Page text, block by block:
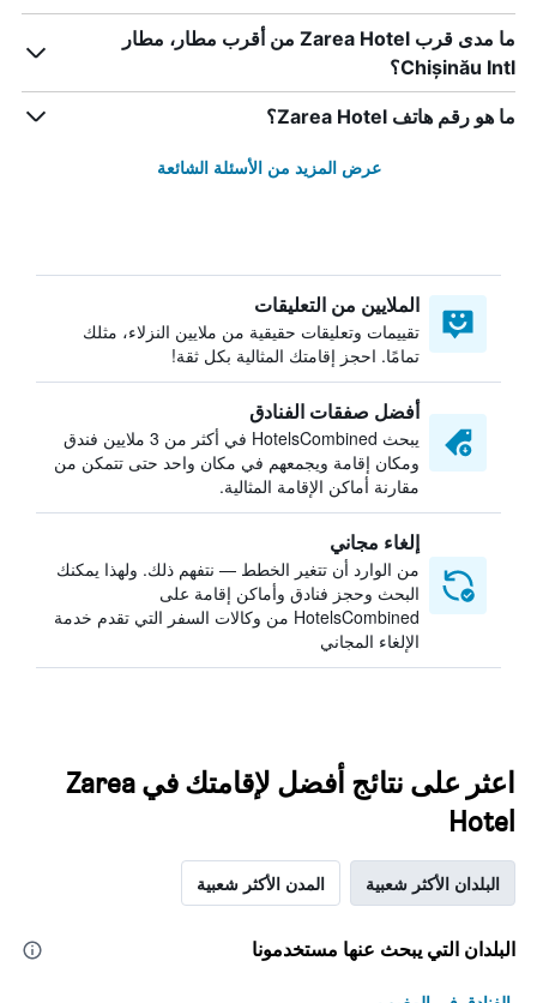
ما مدى قرب Zarea Hotel من أقرب مطار، مطار
Chișinău Intl؟
ما هو رقم هاتف Zarea Hotel؟
عرض المزيد من الأسئلة الشائعة
الملايين من التعليقات
تقييمات وتعليقات حقيقية من ملايين النزلاء، مثلك
تمامًا. احجز إقامتك المثالية بكل ثقة!
أفضل صفقات الفنادق
يبحث HotelsCombined في أكثر من 3 ملايين فندق
ومكان إقامة ويجمعهم في مكان واحد حتى تتمكن من
مقارنة أماكن الإقامة المثالية.
إلغاء مجاني
من الوارد أن تتغير الخطط — نتفهم ذلك. ولهذا يمكنك
البحث وحجز فنادق وأماكن إقامة على
HotelsCombined من وكالات السفر التي تقدم خدمة
الإلغاء المجاني
اعثر على نتائج أفضل لإقامتك في Zarea
Hotel
البلدان الأكثر شعبية المدن الأكثر شعبية
البلدان التي يبحث عنها مستخدمونا